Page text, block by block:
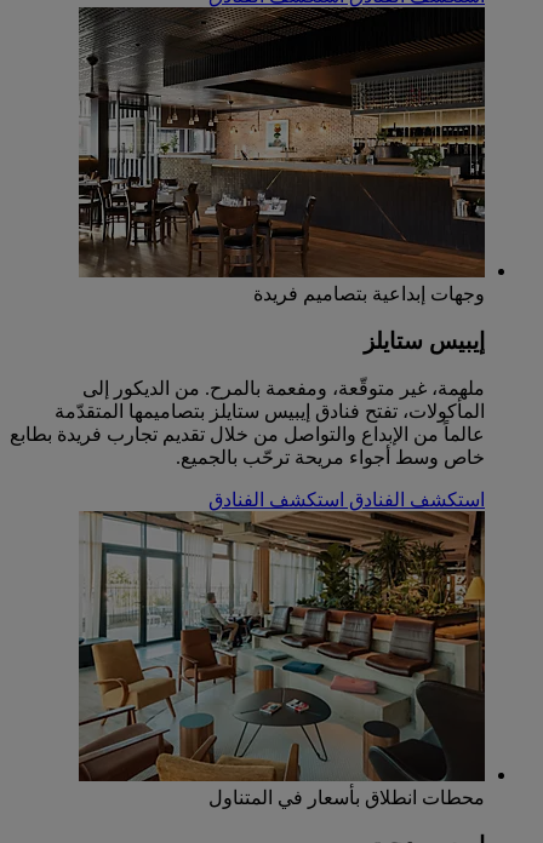
وجهات إبداعية بتصاميم فريدة
إيبيس ستايلز
ملهمة، غير متوقّعة، ومفعمة بالمرح. من الديكور إلى
المأكولات، تفتح فنادق إيبيس ستايلز بتصاميمها المتقدّمة
عالماً من الإبداع والتواصل من خلال تقديم تجارب فريدة بطابع
خاص وسط أجواء مريحة ترحّب بالجميع.
استكشف الفنادق استكشف الفنادق
محطات انطلاق بأسعار في المتناول